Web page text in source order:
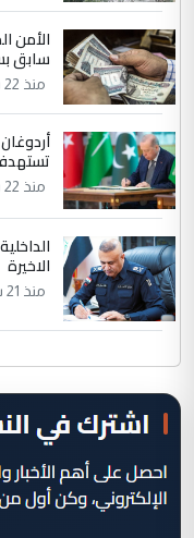
الأمن
سابق
منذ 22 ساعة
منذ 22 ساعة
الاخيرة
منذ 21 ساعة